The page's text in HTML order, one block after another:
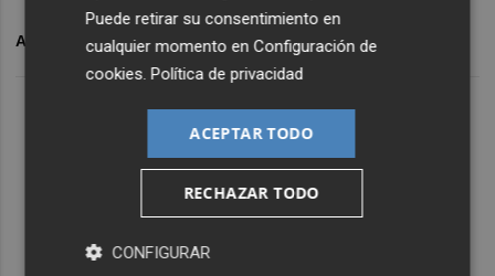
ARCHIVADO EN VALENCIA CF
Puede retirar su consentimiento en
cualquier momento enConfiguración de
cookies .Política de privacidad
ACEPTAR TODO
RECHAZAR TODO
CONFIGURAR